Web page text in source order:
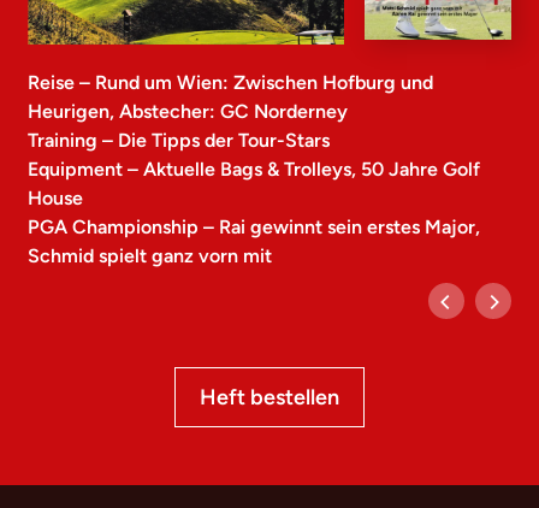
Reise – Rund um Wien: Zwischen Hofburg und
Heurigen, Abstecher: GC Norderney
Training – Die Tipps der Tour-Stars
Equipment – Aktuelle Bags & Trolleys, 50 Jahre Golf
House
PGA Championship – Rai gewinnt sein erstes Major,
Schmid spielt ganz vorn mit
Heft bestellen